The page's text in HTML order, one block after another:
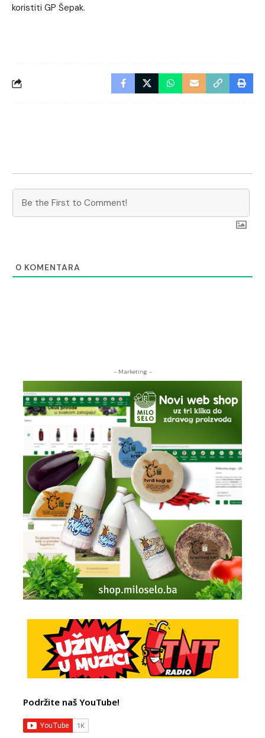
koristiti GP Šepak.
0 KOMENTARA
- Marketing -
Podržite naš YouTube!